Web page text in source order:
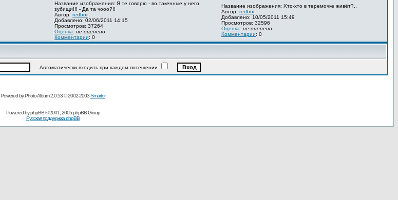
Название изображения: Я те говорю - во такенные у него
зубищи!!! - Да та чооо?!!
Автор: redbor
Добавлено: 02/06/2011 14:15
Просмотров: 37264
Оценка: не оценено
Комментарии: 0
Название изображения: Хто-хто в теремочке живёт?..
Автор: redbor
Добавлено: 10/05/2011 15:49
Просмотров: 32596
Оценка: не оценено
Комментарии: 0
Автоматически входить при каждом посещении
Powered by Photo Album 2.0.53 © 2002-2003Smartor
Powered byphpBB© 2001, 2005 phpBB Group
Русская поддержка phpBB